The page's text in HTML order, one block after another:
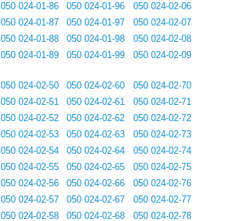
050 024-01-86
050 024-01-87
050 024-01-88
050 024-01-89
050 024-01-96
050 024-01-97
050 024-01-98
050 024-01-99
050 024-02-06
050 024-02-07
050 024-02-08
050 024-02-09
050 024-02-50
050 024-02-51
050 024-02-52
050 024-02-53
050 024-02-54
050 024-02-55
050 024-02-56
050 024-02-57
050 024-02-58
050 024-02-60
050 024-02-61
050 024-02-62
050 024-02-63
050 024-02-64
050 024-02-65
050 024-02-66
050 024-02-67
050 024-02-68
050 024-02-70
050 024-02-71
050 024-02-72
050 024-02-73
050 024-02-74
050 024-02-75
050 024-02-76
050 024-02-77
050 024-02-78